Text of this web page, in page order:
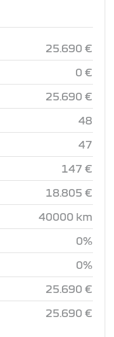
25.690 €
0 €
25.690 €
48
47
147 €
18.805 €
40000 km
0%
0%
25.690 €
25.690 €